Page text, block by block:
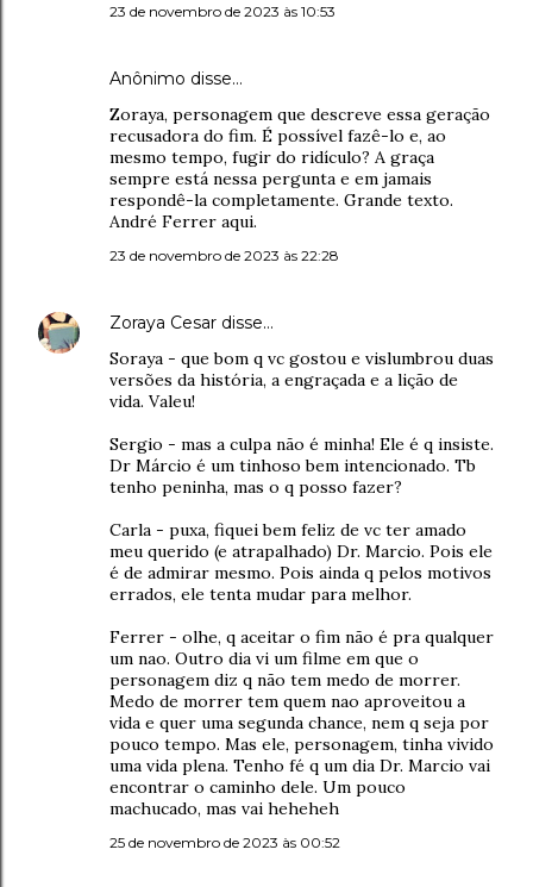
23 de novembro de 2023 às 10:53
Anônimo disse…
Zoraya, personagem que descreve essa geração
recusadora do fim. É possível fazê-lo e, ao
mesmo tempo, fugir do ridículo? A graça
sempre está nessa pergunta e em jamais
respondê-la completamente. Grande texto.
André Ferrer aqui.
23 de novembro de 2023 às 22:28
Zoraya Cesar disse…
Soraya - que bom q vc gostou e vislumbrou duas
versões da história, a engraçada e a lição de
vida. Valeu!
Sergio - mas a culpa não é minha! Ele é q insiste.
Dr Márcio é um tinhoso bem intencionado. Tb
tenho peninha, mas o q posso fazer?
Carla - puxa, fiquei bem feliz de vc ter amado
meu querido (e atrapalhado) Dr. Marcio. Pois ele
é de admirar mesmo. Pois ainda q pelos motivos
errados, ele tenta mudar para melhor.
Ferrer - olhe, q aceitar o fim não é pra qualquer
um nao. Outro dia vi um filme em que o
personagem diz q não tem medo de morrer.
Medo de morrer tem quem nao aproveitou a
vida e quer uma segunda chance, nem q seja por
pouco tempo. Mas ele, personagem, tinha vivido
uma vida plena. Tenho fé q um dia Dr. Marcio vai
encontrar o caminho dele. Um pouco
machucado, mas vai heheheh
25 de novembro de 2023 às 00:52